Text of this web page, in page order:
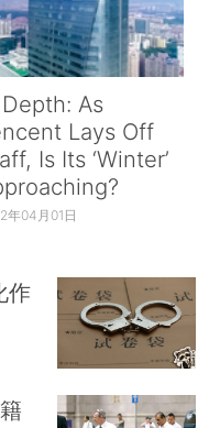
增治愈出院病例
接触者4148人，重
病例已连续20日减
日超过新增确诊病
As
Lays Off
Is Its ‘Winter’
年04月01日
作